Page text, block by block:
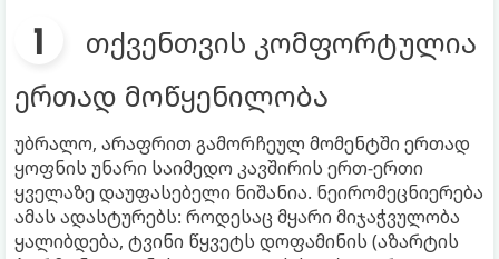
თქვენთვის კომფორტულია
ერთად მოწყენილობა
უბრალო, არაფრით გამორჩეულ მომენტში ერთად
ყოფნის უნარი საიმედო კავშირის ერთ-ერთი
ყველაზე დაუფასებელი ნიშანია. ნეირომეცნიერება
ამას ადასტურებს: როდესაც მყარი მიჯაჭვულობა
ყალიბდება, ტვინი წყვეტს დოფამინის (აზარტის